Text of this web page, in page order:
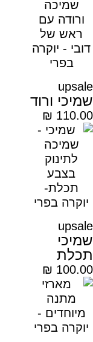
upsale
שמיכי ורוד
₪ 110.00
upsale
שמיכי
תכלת
₪ 100.00